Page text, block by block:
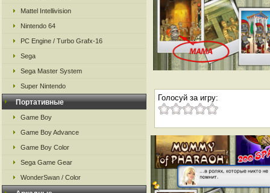
Mattel Intellivision
Nintendo 64
PC Engine / Turbo Grafx-16
Sega
Sega Master System
Super Nintendo
Портативные
Game Boy
Game Boy Advance
Game Boy Color
Sega Game Gear
WonderSwan / Color
Голосуй за игру: